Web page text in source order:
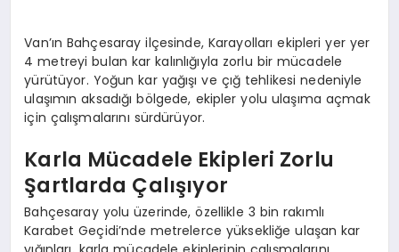
Van’ın Bahçesaray ilçesinde, Karayolları ekipleri yer yer
4 metreyi bulan kar kalınlığıyla zorlu bir mücadele
yürütüyor. Yoğun kar yağışı ve çığ tehlikesi nedeniyle
ulaşımın aksadığı bölgede, ekipler yolu ulaşıma açmak
için çalışmalarını sürdürüyor.
Karla Mücadele Ekipleri Zorlu
Şartlarda Çalışıyor
Bahçesaray yolu üzerinde, özellikle 3 bin rakımlı
Karabet Geçidi’nde metrelerce yüksekliğe ulaşan kar